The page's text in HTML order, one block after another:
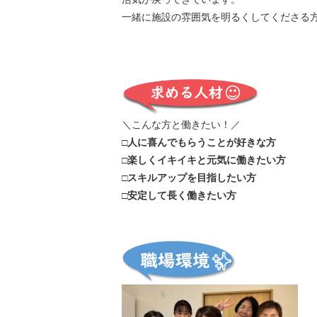
一緒に施設の雰囲気を明るくしてくださる
＼こんな方と働きたい！／
□人に喜んでもらうことが好きな方
□楽しくイキイキと元気に働きたい方
□スキルアップを目指したい方
□安定して長く働きたい方